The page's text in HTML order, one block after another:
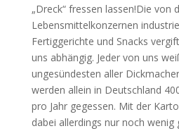
„Dreck“ fressen lassen!Die von
Lebensmittelkonzernen
Fertiggerichte und Snacks
uns abhängig. Jeder von uns
ungesündesten aller
werden allein in Deutschland
pro Jahr gegessen. Mit der
dabei allerdings nur noch wenig